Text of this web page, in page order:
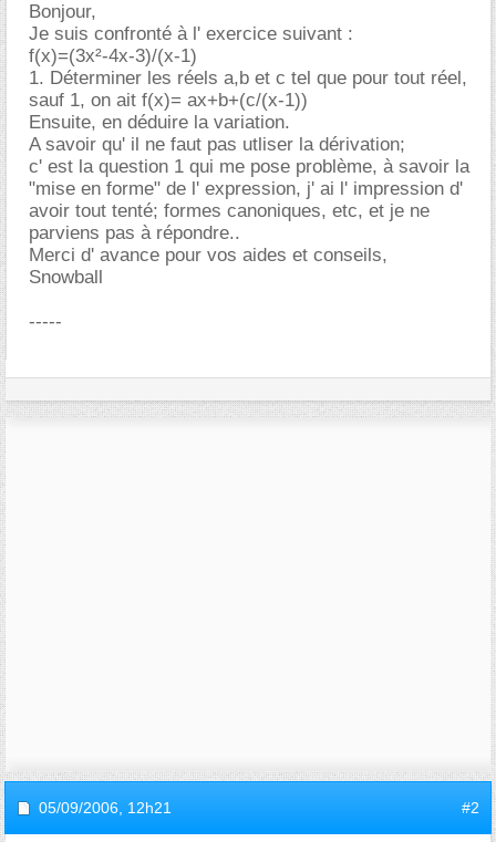
Bonjour,
Je suis confronté à l' exercice suivant :
f(x)=(3x²-4x-3)/(x-1)
1. Déterminer les réels a,b et c tel que pour tout réel,
sauf 1, on ait f(x)= ax+b+(c/(x-1))
Ensuite, en déduire la variation.
A savoir qu' il ne faut pas utliser la dérivation;
c' est la question 1 qui me pose problème, à savoir la
"mise en forme" de l' expression, j' ai l' impression d'
avoir tout tenté; formes canoniques, etc, et je ne
parviens pas à répondre..
Merci d' avance pour vos aides et conseils,
Snowball
-----
05/09/2006, 12h21 #2